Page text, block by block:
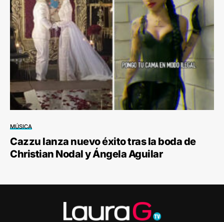
MÚSICA
Cazzu lanza nuevo éxito tras la boda de
Christian Nodal y Ángela Aguilar